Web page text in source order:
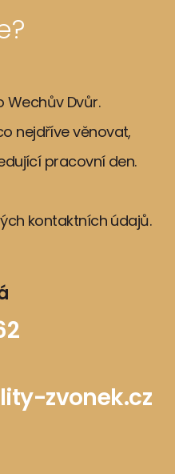
Wechův Dvůr.
nejdříve věnovat,
pracovní den.
kontaktních údajů.
zvonek.cz